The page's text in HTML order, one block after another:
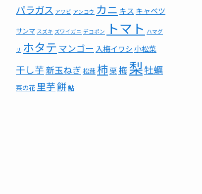
パラガス アワビ アンコウ カニ キス キャベツ
サンマ スズキ ズワイガニ デコポン トマト ハマグ
リ ホタテマンゴー 入梅イワシ小松菜
干し芋新玉ねぎ 松茸 柿栗梅梨牡蠣
菜の花 里芋餅鮎